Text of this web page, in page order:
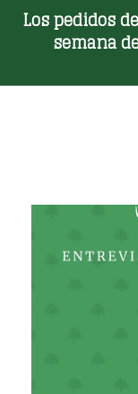
Los pedidos
semana